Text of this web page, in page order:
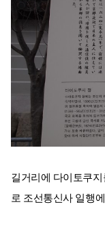
길거리에 다이토쿠
로 조선통신사 일행